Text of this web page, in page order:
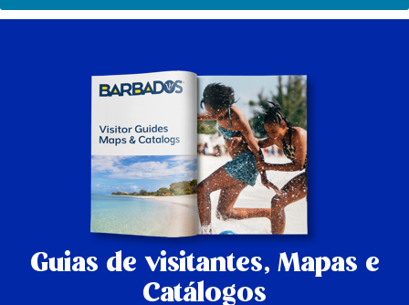
Guias de visitantes, Mapas e
Catálogos